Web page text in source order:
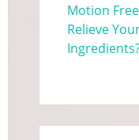
Motion
Relieve